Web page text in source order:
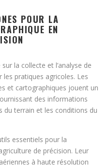
POUR LA
EN
la collecte et l’analyse de
pratiques agricoles. Les
et cartographiques jouent un
des informations
du terrain et les conditions du
essentiels pour la
de précision. Leur
à haute résolution